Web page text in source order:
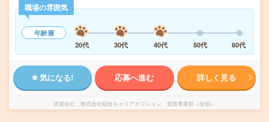
職場の雰囲気
年齢層
20代
30代 40代 50代 60代
気になる! 応募へ進む 詳しく見る
派遣会社 株式会社綜合キャリアオプション 製造事業部（全国）